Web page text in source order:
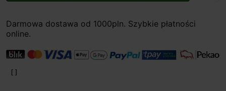
Darmowa dostawa od 1000pln. Szybkie płatności
online.